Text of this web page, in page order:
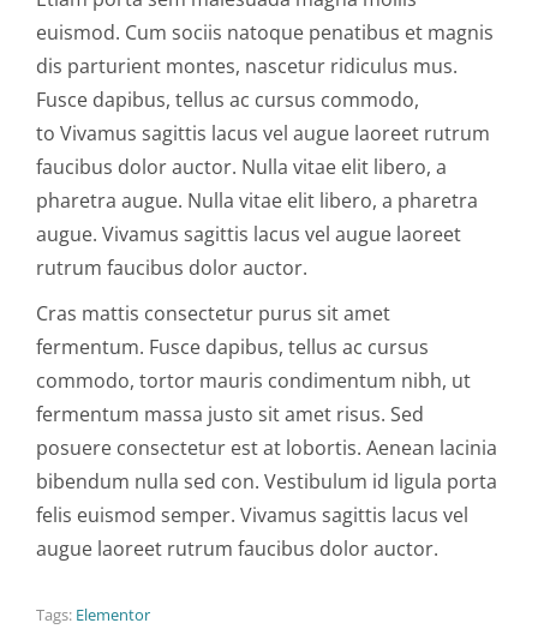
euismod. Cum sociis natoque penatibus et magnis
dis parturient montes, nascetur ridiculus mus.
Fusce dapibus, tellus ac cursus commodo,
to Vivamus sagittis lacus vel augue laoreet rutrum
faucibus dolor auctor. Nulla vitae elit libero, a
pharetra augue. Nulla vitae elit libero, a pharetra
augue. Vivamus sagittis lacus vel augue laoreet
rutrum faucibus dolor auctor.
Cras mattis consectetur purus sit amet
fermentum. Fusce dapibus, tellus ac cursus
commodo, tortor mauris condimentum nibh, ut
fermentum massa justo sit amet risus. Sed
posuere consectetur est at lobortis. Aenean lacinia
bibendum nulla sed con. Vestibulum id ligula porta
felis euismod semper. Vivamus sagittis lacus vel
augue laoreet rutrum faucibus dolor auctor.
Tags: Elementor